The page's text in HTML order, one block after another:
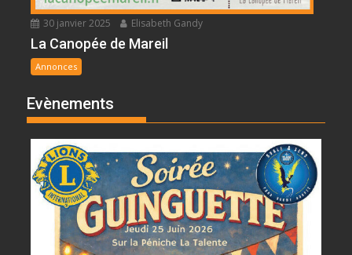
30 janvier 2025 Elisabeth Gandy
La Canopée de Mareil
Annonces
Evènements